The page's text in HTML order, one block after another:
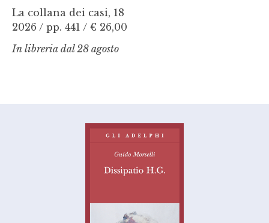
La collana dei casi, 18
2026 / pp. 441 / € 26,00
In libreria dal 28 agosto